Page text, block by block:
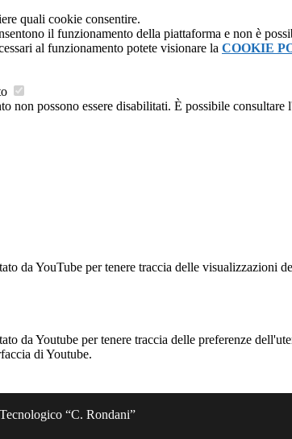
quali cookie consentire.
il funzionamento della piattaforma e non è
al funzionamento potete visionare la COOKIE
non possono essere disabilitati. È possibile
da YouTube per tenere traccia delle visualizzazioni
da Youtube per tenere traccia delle preferenze
di Youtube.
“C. Rondani”